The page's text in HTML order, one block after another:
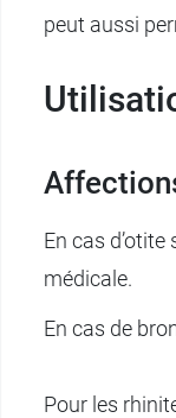
peut aussi
En cas
médicale.
En cas de
Pour les